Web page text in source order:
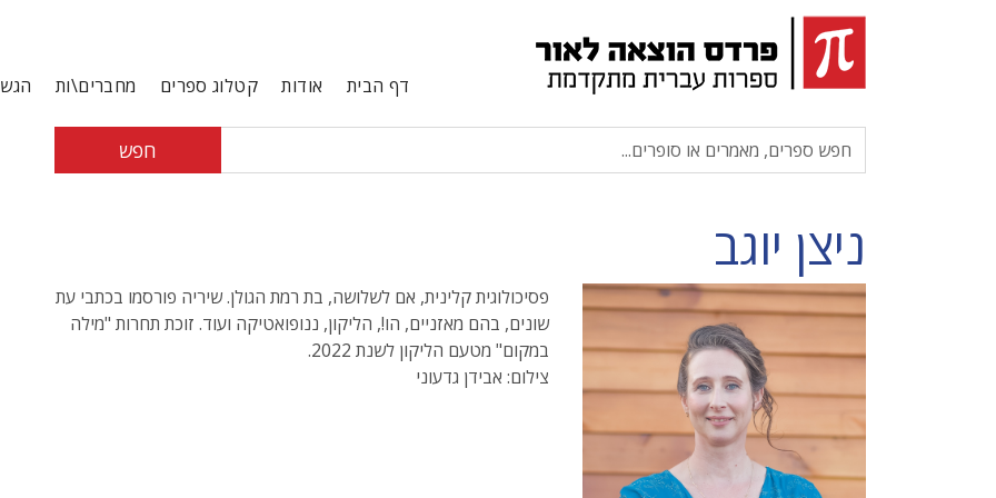
דף הבית אודות קטלוג ספרים מחברים\ות
חפש
ניצן יוגב
פסיכולוגית קלינית, אם לשלושה, בת רמת הגולן. שיריה פורסמו בכתבי עת
שונים, בהם מאזניים, הו!, הליקון, ננופואטיקה ועוד. זוכת תחרות "מילה
במקום" מטעם הליקון לשנת 2022.
צילום: אבידן גדעוני